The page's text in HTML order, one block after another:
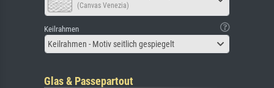
(Canvas Venezia)
Keilrahmen
Keilrahmen - Motiv seitlich gespiegelt
Glas & Passepartout